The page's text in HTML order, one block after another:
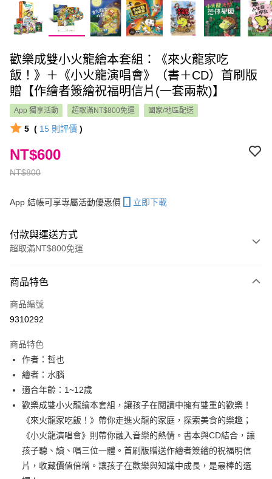
歡樂成雙小火龍繪本套組：《來火龍家吃
飯！》＋《小火龍演唱會》（書＋CD）首刷版
贈【作繪者簽繪祝福明信片(一套兩款)】
App 獨享活動 超取滿NT$800免運 國家/地區配送
5 ( 15 則評價 )
NT$800
NT$600
App 結帳可享專屬活動優惠價 立即下載
付款與運送方式
超取滿NT$800免運
信用卡一次付款
LINE Pay
大哥付你分期
相關說明
【大哥付你分期使用說明】
1.本服務由台灣大哥大提供，台灣大哥大用戶可立即使用無須另外申請。
2.付款方式選擇「大哥付你分期」，訂單成立後會自動跳轉到大哥付的交易
流程，驗證手機門號後，選擇欲分期的期數、繳款截止日，確認付款後即完
3.實際核准額度、可分期數及費用金額請依後續交易確認頁面所載為準。
4.訂單成立30分鐘內，如未前往確認交易或遇審核未通過，訂單將自動取
消。如遇「轉專審核」未通過狀況，表示未達大哥付你分期系統評分，恕無
法說明評估內容。
AFTEE先享後付
相關說明
【關於「AFTEE先享後付」】
AFTEE先享後付是「在收到商品之後才付款」的支付方式。 讓您購物簡單
便利好安心！
１．簡單：不需註冊會員、不需綁卡、不需儲值。
２．便利：只要手機號碼，簡訊認證，即可結帳。
３．安心：先確認商品／服務後，再付款。
ATM付款
運送方式
商品特色
商品編號
9310292
商品特色
作者：哲也
繪者：水腦
適合年齡：1~12歲
歡樂成雙小火龍繪本套組，讓孩子在閱讀中擁有雙重的歡樂！
《來火龍家吃飯！》帶你走進火龍的家庭，探索美食的樂趣；
《小火龍演唱會》則帶你融入音樂的熱情。書本與CD結合，讓
孩子聽、讀、唱三位一體。首刷版贈送作繪者簽繪的祝福明信
片，收藏價值倍增。讓孩子在歡樂與知識中成長，是最棒的選